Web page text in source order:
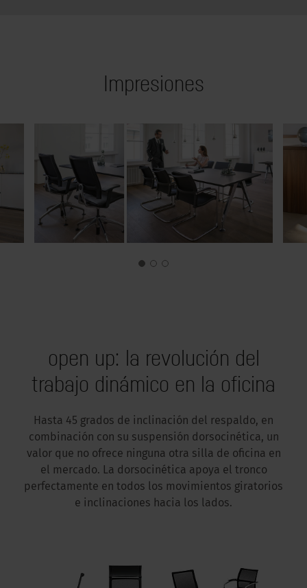
Impresiones
open up: la revolución del
trabajo dinámico en la oficina
Hasta 45 grados de inclinación del respaldo, en
combinación con su suspensión dorsocinética, un
valor que no ofrece ninguna otra silla de oficina en
el mercado. La dorsocinética apoya el tronco
perfectamente en todos los movimientos giratorios
e inclinaciones hacia los lados.